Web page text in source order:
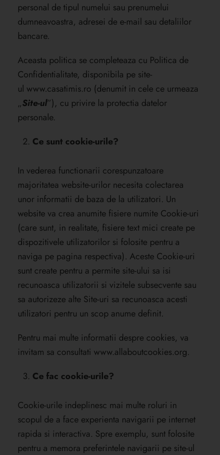
personal de tipul numelui sau prenumelui
dumneavoastra, adresei de e-mail sau detaliilor
bancare.
Aceasta politica se completeaza cu Politica de
Confidentialitate, disponibila pe site-
ul www.casatimis.ro (denumit in cele ce urmeaza
„Site-ul”), cu privire la protectia datelor
personale.
Ce sunt cookie-urile?
In vederea functionarii corespunzatoare
majoritatea website-urilor necesita colectarea
unor informatii de baza de la utilizatori. Un
website va crea anumite fisiere numite Cookie-uri
(care sunt, in realitate, fisiere text mici create pe
dispozitivele utilizatorilor si folosite pentru a
naviga pe pagina respectiva). Aceste Cookie-uri
sunt create pentru a permite site-ului sa isi
recunoasca utilizatorii si vizitele subsecvente sau
sa autorizeze alte Site-uri sa recunoasca acesti
utilizatori pentru un scop anume definit.
Pentru mai multe informatii despre cookies, va
invitam sa consultati www.allaboutcookies.org.
Ce fac cookie-urile?
Cookie-urile indeplinesc mai multe roluri in
scopul de a face experienta navigarii pe internet
rapida si interactiva. Spre exemplu, sunt folosite
pentru a memora preferintele navigarii pe site-ul